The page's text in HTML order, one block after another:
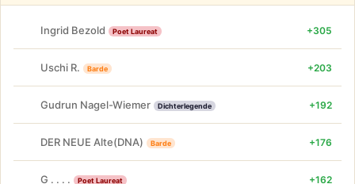
Ingrid Bezold Poet Laureat +305
Uschi R. Barde +203
Gudrun Nagel-Wiemer Dichterlegende +192
DER NEUE Alte(DNA) Barde +176
G . . . . Poet Laureat +162